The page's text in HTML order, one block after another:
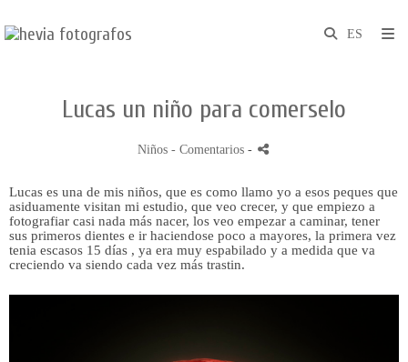
Lucas un niño para comerselo
Niños - Comentarios -
Lucas es una de mis niños, que es como llamo yo a esos peques que
asiduamente visitan mi estudio, que veo crecer, y que empiezo a
fotografiar casi nada más nacer, los veo empezar a caminar, tener
sus primeros dientes e ir haciendose poco a mayores, la primera vez
tenia escasos 15 días , ya era muy espabilado y a medida que va
creciendo va siendo cada vez más trastin.